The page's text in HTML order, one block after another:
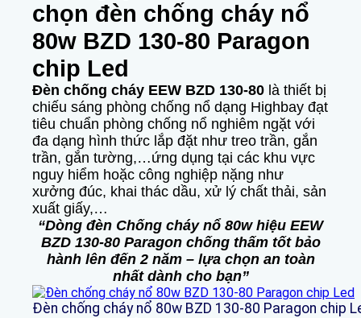
chọn đèn chống cháy nổ
80w BZD 130-80 Paragon
chip Led
Đèn chống cháy EEW BZD 130-80 là thiết bị
chiếu sáng phòng chống nổ dạng Highbay đạt
tiêu chuẩn phòng chống nổ nghiêm ngặt với
đa dạng hình thức lắp đặt như treo trần, gắn
trần, gắn tường,…ứng dụng tại các khu vực
nguy hiểm hoặc công nghiệp nặng như
xưởng đúc, khai thác dầu, xử lý chất thải, sản
xuất giấy,…
“Dòng đèn Chống cháy nổ 80w hiệu EEW
BZD 130-80 Paragon chống thấm tốt bảo
hành lên đến 2 năm – lựa chọn an toàn
nhất dành cho bạn”
Đèn chống cháy nổ 80w BZD 130-80 Paragon chip